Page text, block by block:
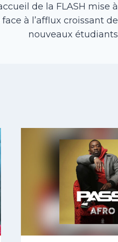
de la FLASH mise à
à l’afflux croissant de
nouveaux étudiants